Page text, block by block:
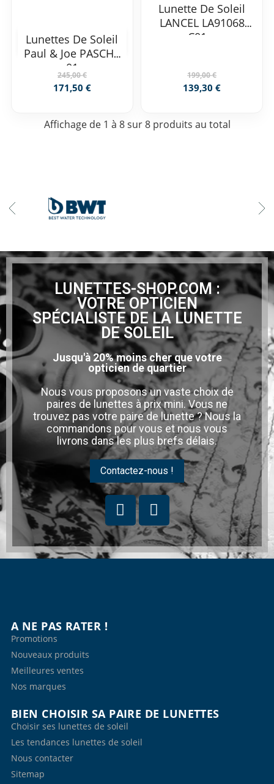
Lunettes De Soleil
Paul & Joe PASCHA
01
245,00 €
171,50 €
Lunette De Soleil
LANCEL LA91068
C01...
199,00 €
139,30 €
Affichage de 1 à 8 sur 8 produits au total
LUNETTES-SHOP.COM :
VOTRE OPTICIEN
SPÉCIALISTE DE LA LUNETTE
DE SOLEIL
Jusqu'à 20% moins cher que votre
opticien de quartier
Nous vous proposons un vaste choix de
paires de lunettes à prix mini. Vous ne
trouvez pas votre paire de lunette ? Nous la
commandons pour vous et nous vous
livrons dans les plus brefs délais.
Contactez-nous !
A NE PAS RATER !
Promotions
Nouveaux produits
Meilleures ventes
Nos marques
BIEN CHOISIR SA PAIRE DE LUNETTES
Choisir ses lunettes de soleil
Les tendances lunettes de soleil
Nous contacter
Sitemap